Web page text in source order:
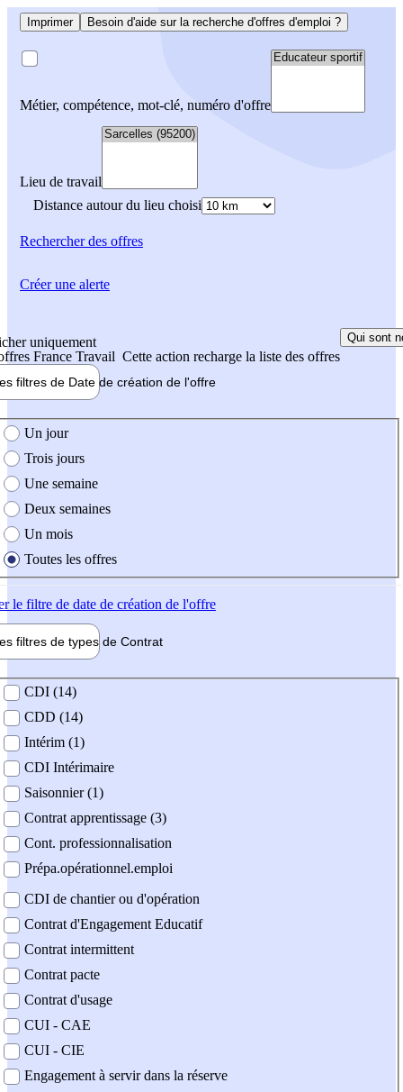
Imprimer Besoin d'aide sur la recherche d'offres d'emploi ?
Métier, compétence, mot-clé, numéro d'offre
Lieu de travail
Distance autour du lieu choisi
Rechercherdes offres
uniquement
France Travail Cette action recharge la liste des offres
Qui sont
filtres de Date de création de l'offre
création de l'offre
Un jour
Trois jours
Une semaine
Deux semaines
Un mois
Toutes les offres
le filtre de date de création de l'offre
filtres de types de Contrat
contrat
CDI (14)
CDD (14)
Intérim (1)
CDI Intérimaire
Saisonnier (1)
Contrat apprentissage (3)
Cont. professionnalisation
Prépa.opérationnel.emploi
CDI de chantier ou d'opération
Contrat d'Engagement Educatif
Contrat intermittent
Contrat pacte
Contrat d'usage
CUI - CAE
CUI - CIE
Engagement à servir dans la réserve
Créer une alerte